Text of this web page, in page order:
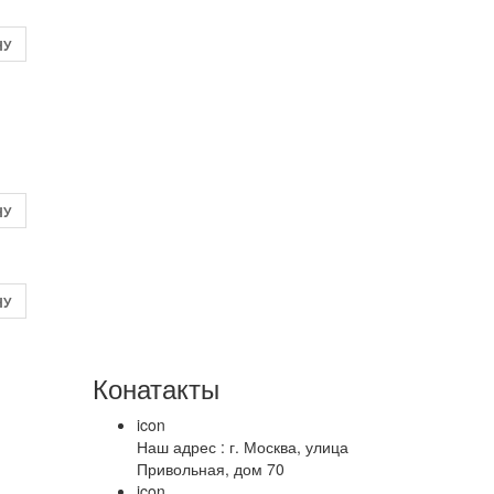
Конатакты
icon
Наш адрес : г. Москва, улица
Привольная, дом 70